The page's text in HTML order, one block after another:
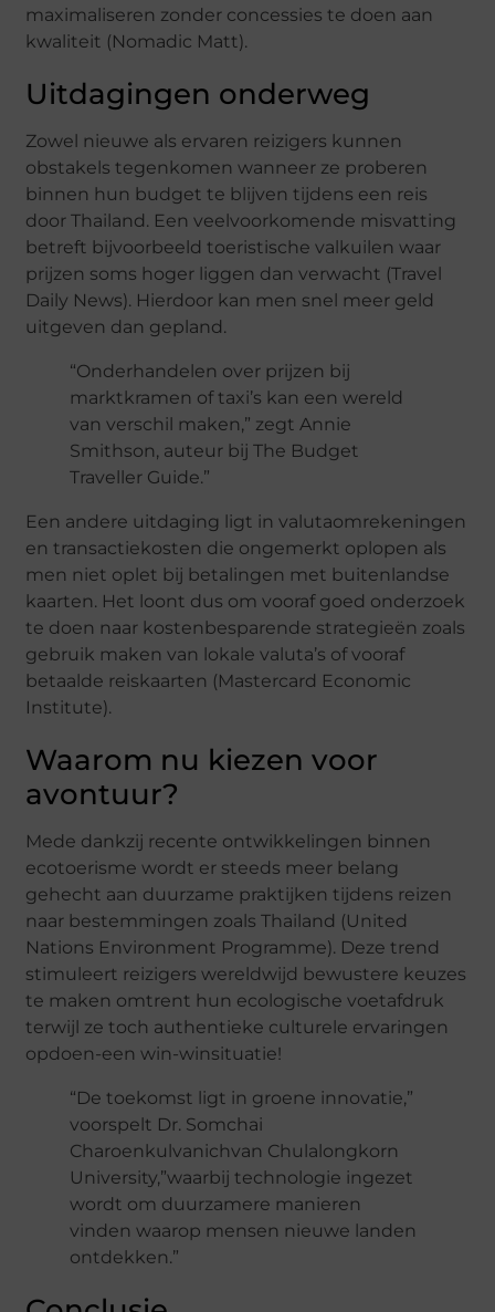
maximaliseren zonder concessies te doen aan
kwaliteit (Nomadic Matt).
Uitdagingen onderweg
Zowel nieuwe als ervaren reizigers kunnen
obstakels tegenkomen wanneer ze proberen
binnen hun budget te blijven tijdens een reis
door Thailand. Een veelvoorkomende misvatting
betreft bijvoorbeeld toeristische valkuilen waar
prijzen soms hoger liggen dan verwacht (Travel
Daily News). Hierdoor kan men snel meer geld
uitgeven dan gepland.
“Onderhandelen over prijzen bij
marktkramen of taxi’s kan een wereld
van verschil maken,” zegt Annie
Smithson, auteur bij The Budget
Traveller Guide.”
Een andere uitdaging ligt in valutaomrekeningen
en transactiekosten die ongemerkt oplopen als
men niet oplet bij betalingen met buitenlandse
kaarten. Het loont dus om vooraf goed onderzoek
te doen naar kostenbesparende strategieën zoals
gebruik maken van lokale valuta’s of vooraf
betaalde reiskaarten (Mastercard Economic
Institute).
Waarom nu kiezen voor
avontuur?
Mede dankzij recente ontwikkelingen binnen
ecotoerisme wordt er steeds meer belang
gehecht aan duurzame praktijken tijdens reizen
naar bestemmingen zoals Thailand (United
Nations Environment Programme). Deze trend
stimuleert reizigers wereldwijd bewustere keuzes
te maken omtrent hun ecologische voetafdruk
terwijl ze toch authentieke culturele ervaringen
opdoen-een win-winsituatie!
“De toekomst ligt in groene innovatie,”
voorspelt Dr. Somchai
Charoenkulvanichvan Chulalongkorn
University,”waarbij technologie ingezet
wordt om duurzamere manieren
vinden waarop mensen nieuwe landen
ontdekken.”